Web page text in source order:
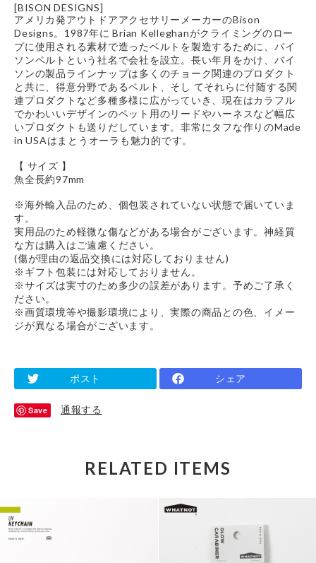
[BISON DESIGNS]
アメリカ発アウトドアアクセサリーメーカーのBison
Designs。1987年に Brian Kelleghanがクライミングのロー
プに使用される素材で造ったベルトを製造するために、バイ
ソンベルトという社名で会社を設立。長い年月をかけ、バイ
ソンの製品ラインナップは多くのチョーク関連のプロダクト
と共に、得意分野であるベルト、そし てそれらに付随する関
連プロダクトなど多種多様に広がっていき、現在はカラフル
でかわいいデザインのペット用のリードやハーネスなど幅広
いプロダクトも送りだしています。非常にタフな作りのMade
in USAはまとうオーラも魅力的です。
【 サイズ 】
魚全長約97mm
※海外輸入品のため、個包装されていない状態で届いていま
す。
実用品のため軽微な傷などがある場合がございます。神経質
な方は購入はご遠慮ください。
(傷が理由の返品交換には対応しておりません)
※ギフト包装には対応しておりません。
※サイズは実寸のため多少の誤差があります。予めご了承く
ださい。
※画質環境等や撮影環境により、実際の商品との色、イメー
ジが異なる場合がございます。
ポスト シェア
Save 通報する
RELATED ITEMS